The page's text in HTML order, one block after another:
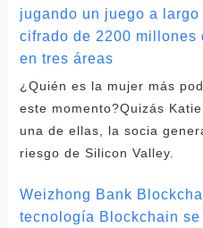
jugando un juego a
cifrado de 2200 millones
en tres áreas
¿Quién es la mujer más
este momento?Quizás
una de ellas, la socia
riesgo de Silicon Valley.
Weizhong Bank
tecnología Blockchain se